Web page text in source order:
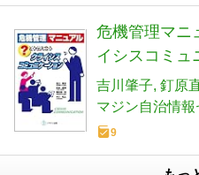
危機管理マニ
イシスコミュ
吉川肇子 釘原
マジン自治情報
9